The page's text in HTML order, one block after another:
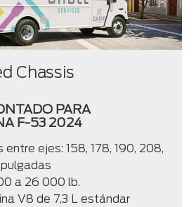
Chassis
PARA
F-53 2024
ejes: 158, 178, 190, 208,
a 26 000 lb.
V8 de 7,3 L estándar